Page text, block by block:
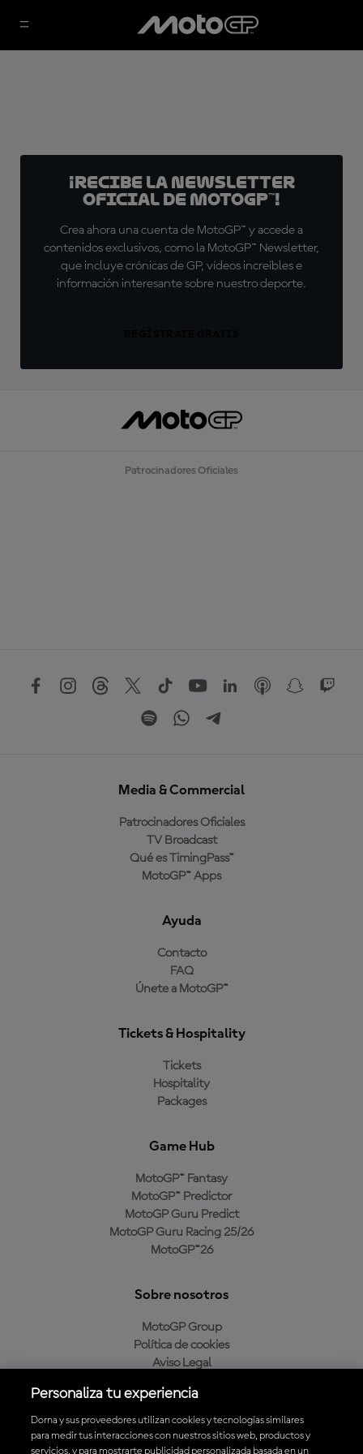
¡Recibe la Newsletter
oficial de MotoGP™!
Crea ahora una cuenta de MotoGP™ y accede a
contenidos exclusivos, como la MotoGP™ Newsletter,
que incluye crónicas de GP, vídeos increíbles e
información interesante sobre nuestro deporte.
Patrocinadores Oficiales
Media & Commercial
Patrocinadores Oficiales
TV Broadcast
Qué es TimingPass™
MotoGP™ Apps
Ayuda
Contacto
FAQ
Únete a MotoGP™
Tickets & Hospitality
Tickets
Hospitality
Packages
Game Hub
MotoGP™ Fantasy
MotoGP™ Predictor
MotoGP Guru Predict
MotoGP Guru Racing 25/26
MotoGP™26
Sobre nosotros
MotoGP Group
Política de cookies
Aviso Legal
Política de compra
Personaliza tu experiencia
Dorna y sus proveedores utilizan cookies y tecnologías similares
para medir tus interacciones con nuestros sitios web, productos y
servicios, y para mostrarte publicidad personalizada basada en un